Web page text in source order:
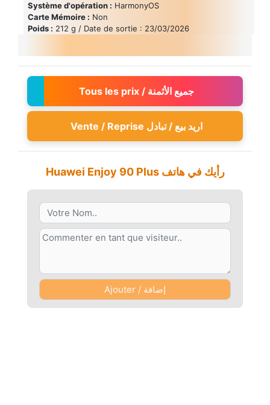
Système d'opération : HarmonyOS
Carte Mémoire : Non
Poids : 212 g / Date de sortie : 23/03/2026
Tous les prix / جميع الأثمنة
Vente / Reprise اريد بيع / تبادل
Huawei Enjoy 90 Plus رأيك في هاتف